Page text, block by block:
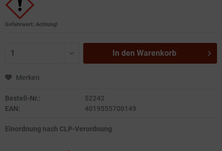
Gefahrwort: Achtung!
In den Warenkorb
Merken
Bestell-Nr.:
52242
EAN:
4019555700149
Einordnung nach CLP-Verordnung